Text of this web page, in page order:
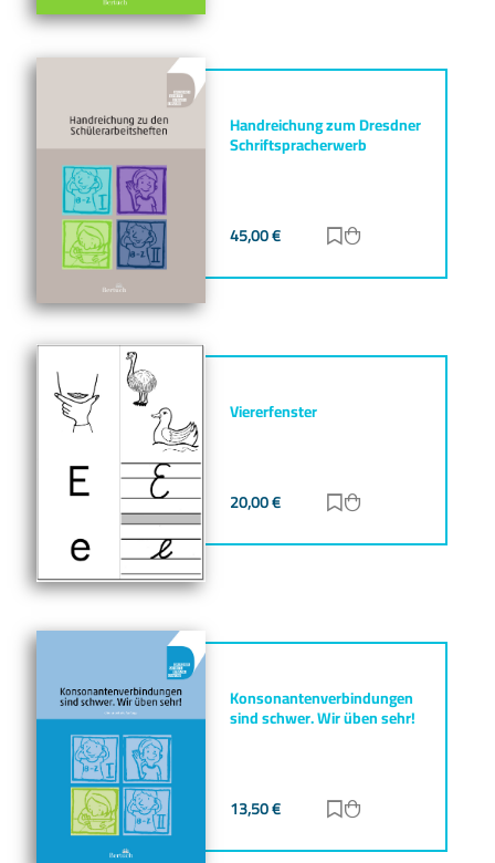
Handreichung zum Dresdner
Schriftspracherwerb
45,00€ Zur Merkliste
Viererfenster
20,00€ Zur Merkliste
Konsonantenverbindungen
sind schwer. Wir üben sehr!
13,50€ Zur Merkliste